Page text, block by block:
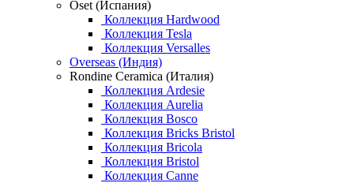
Oset (Испания)
Коллекция Hardwood
Коллекция Tesla
Коллекция Versalles
Overseas (Индия)
Rondine Ceramica (Италия)
Коллекция Ardesie
Коллекция Aurelia
Коллекция Bosco
Коллекция Bricks Bristol
Коллекция Bricola
Коллекция Bristol
Коллекция Canne